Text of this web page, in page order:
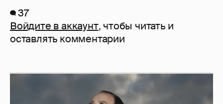
37
Войдите в аккаунт, чтобы читать и
оставлять комментарии